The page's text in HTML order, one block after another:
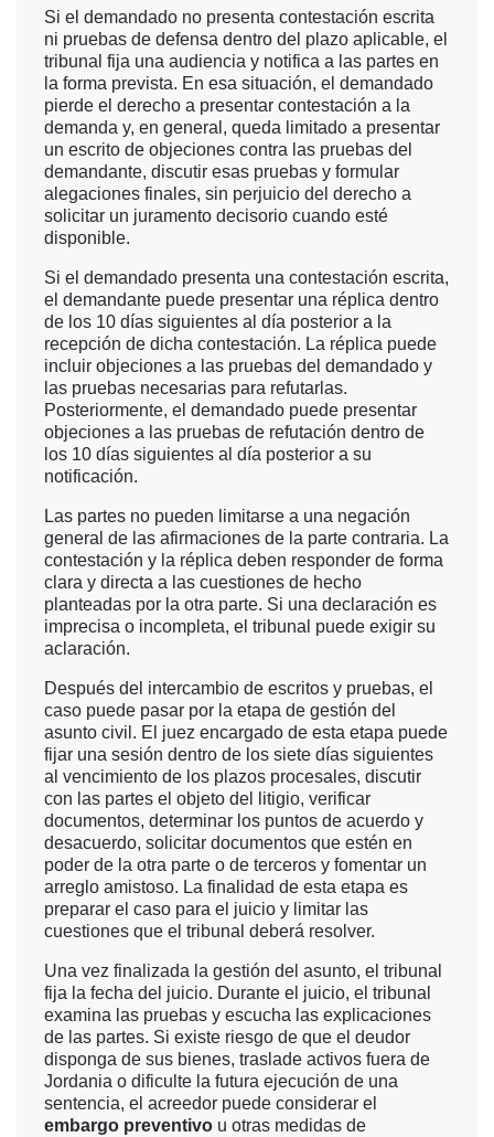
Si el demandado no presenta contestación escrita
ni pruebas de defensa dentro del plazo aplicable, el
tribunal fija una audiencia y notifica a las partes en
la forma prevista. En esa situación, el demandado
pierde el derecho a presentar contestación a la
demanda y, en general, queda limitado a presentar
un escrito de objeciones contra las pruebas del
demandante, discutir esas pruebas y formular
alegaciones finales, sin perjuicio del derecho a
solicitar un juramento decisorio cuando esté
disponible.
Si el demandado presenta una contestación escrita,
el demandante puede presentar una réplica dentro
de los 10 días siguientes al día posterior a la
recepción de dicha contestación. La réplica puede
incluir objeciones a las pruebas del demandado y
las pruebas necesarias para refutarlas.
Posteriormente, el demandado puede presentar
objeciones a las pruebas de refutación dentro de
los 10 días siguientes al día posterior a su
notificación.
Las partes no pueden limitarse a una negación
general de las afirmaciones de la parte contraria. La
contestación y la réplica deben responder de forma
clara y directa a las cuestiones de hecho
planteadas por la otra parte. Si una declaración es
imprecisa o incompleta, el tribunal puede exigir su
aclaración.
Después del intercambio de escritos y pruebas, el
caso puede pasar por la etapa de gestión del
asunto civil. El juez encargado de esta etapa puede
fijar una sesión dentro de los siete días siguientes
al vencimiento de los plazos procesales, discutir
con las partes el objeto del litigio, verificar
documentos, determinar los puntos de acuerdo y
desacuerdo, solicitar documentos que estén en
poder de la otra parte o de terceros y fomentar un
arreglo amistoso. La finalidad de esta etapa es
preparar el caso para el juicio y limitar las
cuestiones que el tribunal deberá resolver.
Una vez finalizada la gestión del asunto, el tribunal
fija la fecha del juicio. Durante el juicio, el tribunal
examina las pruebas y escucha las explicaciones
de las partes. Si existe riesgo de que el deudor
disponga de sus bienes, traslade activos fuera de
Jordania o dificulte la futura ejecución de una
sentencia, el acreedor puede considerar el
embargo preventivo u otras medidas de